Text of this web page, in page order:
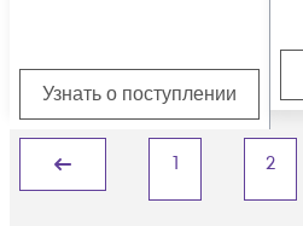
Узнать о поступлении
Назад
1 2